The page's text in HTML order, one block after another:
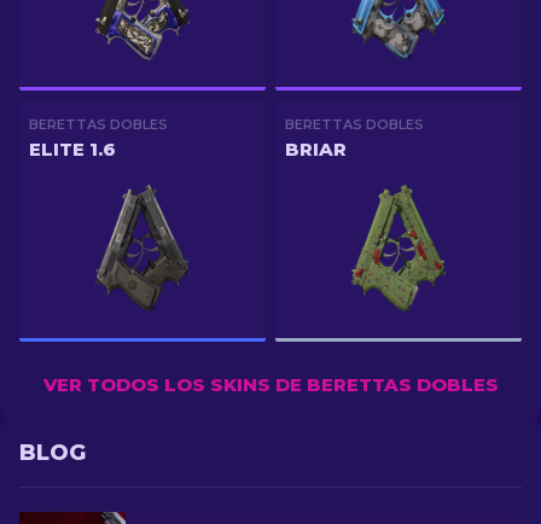
BERETTAS DOBLES
ELITE 1.6
BERETTAS DOBLES
BRIAR
VER TODOS LOS SKINS DE BERETTAS DOBLES
BLOG